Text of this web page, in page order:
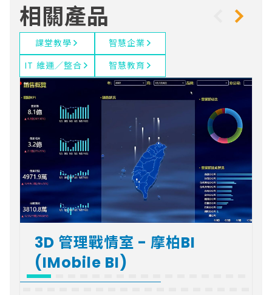
相關產品
課堂教學
IT 維運／整合
智慧企業
智慧教育
3D 管理戰情室 - 摩柏BI
(IMobile BI)